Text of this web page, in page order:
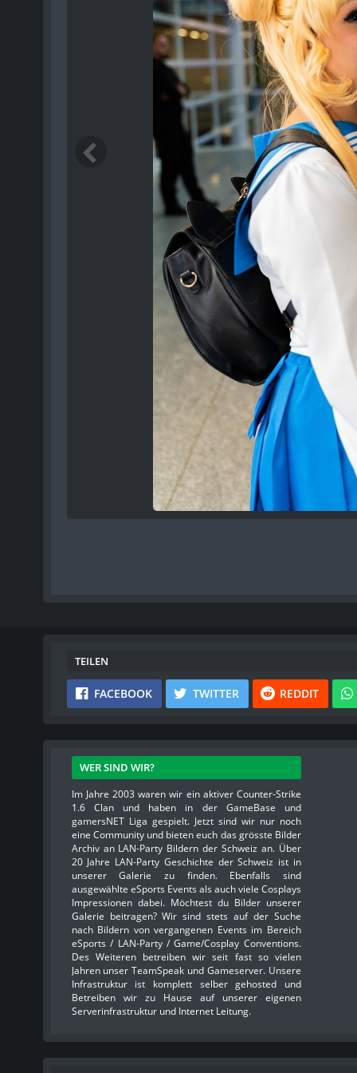
TEILEN
FACEBOOK TWITTER REDDIT
WER SIND WIR?
Im Jahre 2003 waren wir ein aktiver Counter-Strike
1.6 Clan und haben in der GameBase und
gamersNET Liga gespielt. Jetzt sind wir nur noch
eine Community und bieten euch das grösste Bilder
Archiv an LAN-Party Bildern der Schweiz an. Über
20 Jahre LAN-Party Geschichte der Schweiz ist in
unserer Galerie zu finden. Ebenfalls sind
ausgewählte eSports Events als auch viele Cosplays
Impressionen dabei. Möchtest du Bilder unserer
Galerie beitragen? Wir sind stets auf der Suche
nach Bildern von vergangenen Events im Bereich
eSports / LAN-Party / Game/Cosplay Conventions.
Des Weiteren betreiben wir seit fast so vielen
Jahren unser TeamSpeak und Gameserver. Unsere
Infrastruktur ist komplett selber gehosted und
Betreiben wir zu Hause auf unserer eigenen
Serverinfrastruktur und Internet Leitung.